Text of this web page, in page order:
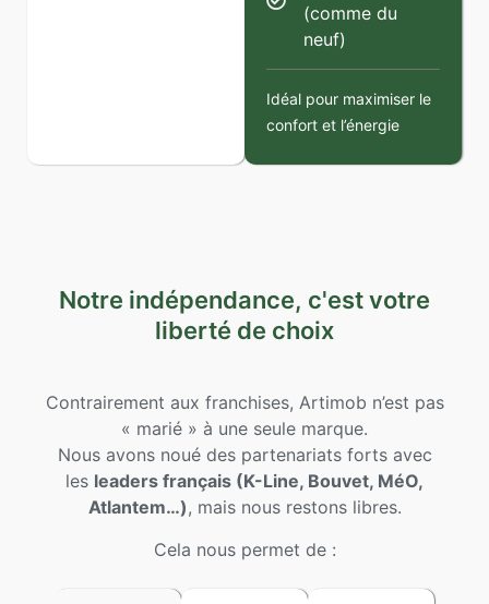
(comme du
neuf)
Idéal pour maximiser le
confort et l’énergie
Notre indépendance, c'est votre
liberté de choix
Contrairement aux franchises, Artimob n’est pas
« marié » à une seule marque.
Nous avons noué des partenariats forts avec
les leaders français (K-Line, Bouvet, MéO,
Atlantem…), mais nous restons libres.
Cela nous permet de :